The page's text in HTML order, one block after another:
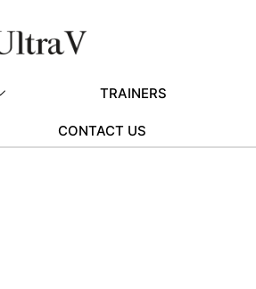
TRAINERS
CONTACT US